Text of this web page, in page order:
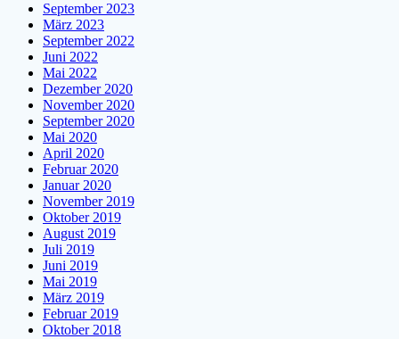
September 2023
März 2023
September 2022
Juni 2022
Mai 2022
Dezember 2020
November 2020
September 2020
Mai 2020
April 2020
Februar 2020
Januar 2020
November 2019
Oktober 2019
August 2019
Juli 2019
Juni 2019
Mai 2019
März 2019
Februar 2019
Oktober 2018